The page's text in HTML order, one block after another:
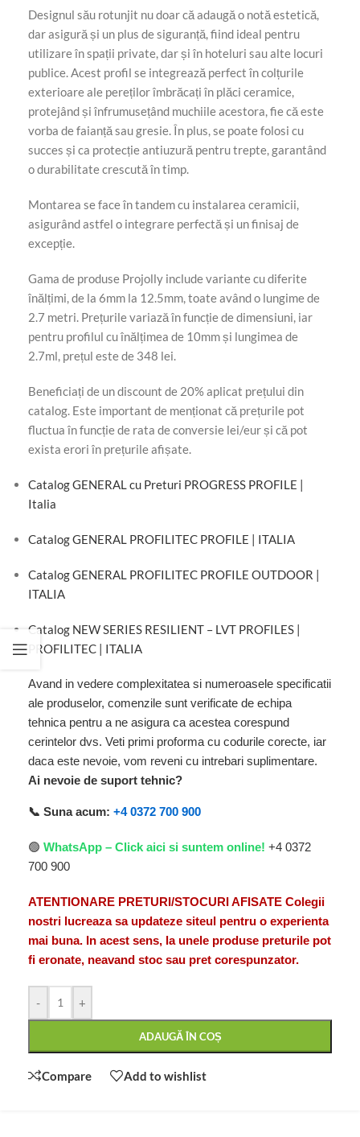
Designul său rotunjit nu doar că adaugă o notă estetică,
dar asigură și un plus de siguranță, fiind ideal pentru
utilizare în spații private, dar și în hoteluri sau alte locuri
publice. Acest profil se integrează perfect în colțurile
exterioare ale pereților îmbrăcați în plăci ceramice,
protejând și înfrumusețând muchiile acestora, fie că este
vorba de faianță sau gresie. În plus, se poate folosi cu
succes și ca protecție antiuzură pentru trepte, garantând
o durabilitate crescută în timp.
Montarea se face în tandem cu instalarea ceramicii,
asigurând astfel o integrare perfectă și un finisaj de
excepție.
Gama de produse Projolly include variante cu diferite
înălțimi, de la 6mm la 12.5mm, toate având o lungime de
2.7 metri. Prețurile variază în funcție de dimensiuni, iar
pentru profilul cu înălțimea de 10mm și lungimea de
2.7ml, prețul este de 348 lei.
Beneficiați de un discount de 20% aplicat prețului din
catalog. Este important de menționat că prețurile pot
fluctua în funcție de rata de conversie lei/eur și că pot
exista erori în prețurile afișate.
Catalog GENERAL cu Preturi PROGRESS PROFILE |
Italia
Catalog GENERAL PROFILITEC PROFILE | ITALIA
Catalog GENERAL PROFILITEC PROFILE OUTDOOR |
ITALIA
Catalog NEW SERIES RESILIENT – LVT PROFILES |
PROFILITEC | ITALIA
Avand in vedere complexitatea si numeroasele specificatii
ale produselor, comenzile sunt verificate de echipa
tehnica pentru a ne asigura ca acestea corespund
cerintelor dvs. Veti primi proforma cu codurile corecte, iar
daca este nevoie, vom reveni cu intrebari suplimentare.
Ai nevoie de suport tehnic?
📞 Suna acum: +4 0372 700 900
🟢 WhatsApp – Click aici si suntem online! +4 0372
700 900
ATENTIONARE PRETURI/STOCURI AFISATE Colegii
nostri lucreaza sa updateze siteul pentru o experienta
mai buna. In acest sens, la unele produse preturile pot
fi eronate, neavand stoc sau pret corespunzator.
- +
ADAUGĂ ÎN COȘ
Compare Add to wishlist